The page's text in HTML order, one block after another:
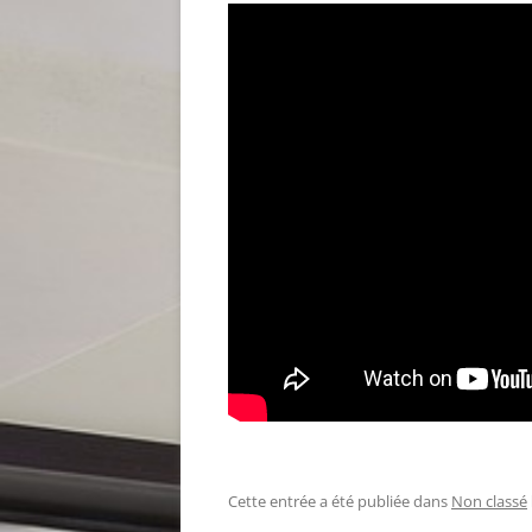
Cette entrée a été publiée dans Non classé